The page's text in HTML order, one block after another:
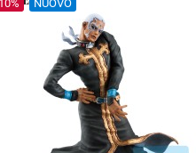
NUOVO